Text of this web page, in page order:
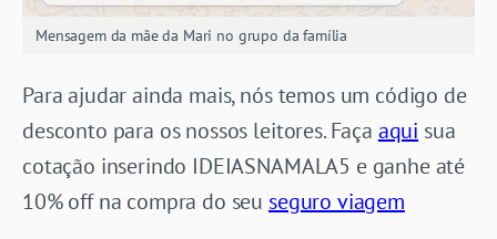
Mensagem da mãe da Mari no grupo da família
Para ajudar ainda mais, nós temos um código de
desconto para os nossos leitores. Faça aqui sua
cotação inserindo IDEIASNAMALA5 e ganhe até
10% off na compra do seu seguro viagem